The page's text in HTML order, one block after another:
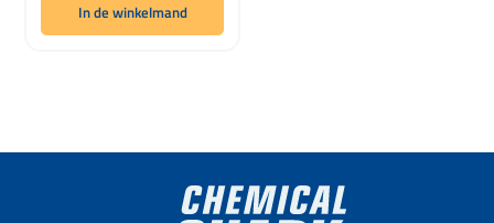
In de winkelmand